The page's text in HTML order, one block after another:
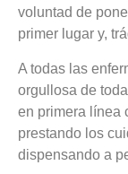
voluntad de
primer lugar y,
A todas las
orgullosa de
en primera línea
prestando los
dispensando a